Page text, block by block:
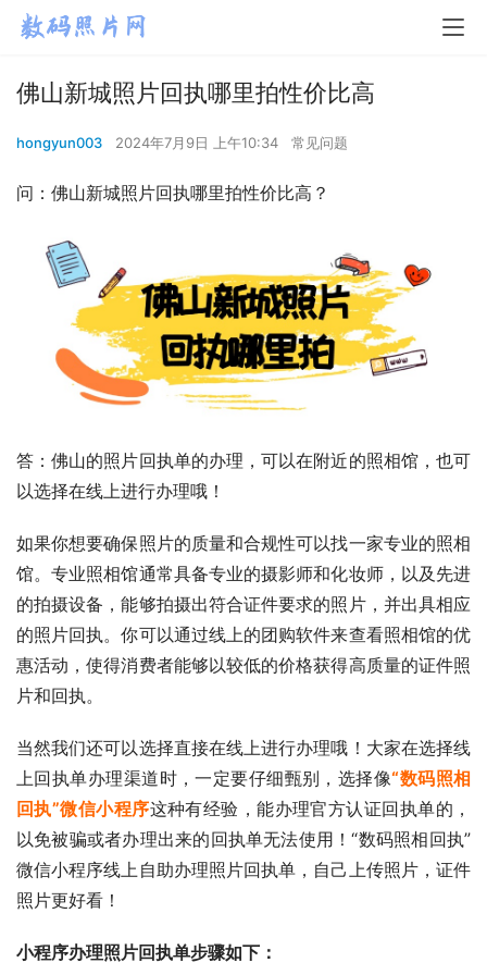
佛山新城照片回执哪里拍性价比高
hongyun003 2024年7月9日 上午10:34 常见问题
问：佛山新城照片回执哪里拍性价比高？
答：佛山的照片回执单的办理，可以在附近的照相馆，也可
以选择在线上进行办理哦！
如果你想要确保照片的质量和合规性可以找一家专业的照相
馆。专业照相馆通常具备专业的摄影师和化妆师，以及先进
的拍摄设备，能够拍摄出符合证件要求的照片，并出具相应
的照片回执。你可以通过线上的团购软件来查看照相馆的优
惠活动，使得消费者能够以较低的价格获得高质量的证件照
片和回执。
当然我们还可以选择直接在线上进行办理哦！大家在选择线
上回执单办理渠道时，一定要仔细甄别，选择像“数码照相
回执”微信小程序这种有经验，能办理官方认证回执单的，
以免被骗或者办理出来的回执单无法使用！“数码照相回执”
微信小程序线上自助办理照片回执单，自己上传照片，证件
照片更好看！
小程序办理照片回执单步骤如下：